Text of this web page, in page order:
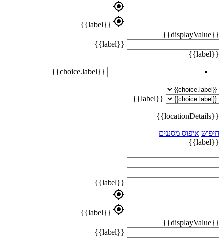
my_location
my_location
{{label}}
{{displayValue}}
{{label}}
{{label}}
{{choice.label}}
{{label}}
{{locationDetails}}
חיפוש איפוס מסננים
{{label}}
{{label}}
my_location
my_location
{{label}}
{{displayValue}}
{{label}}